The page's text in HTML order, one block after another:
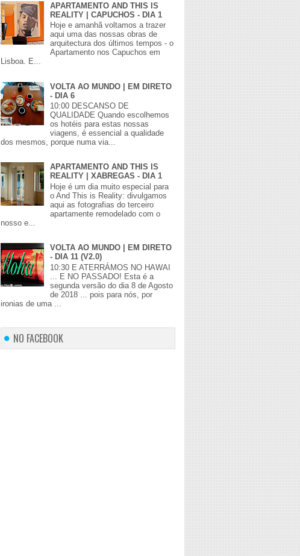
APARTAMENTO AND THIS IS
REALITY | CAPUCHOS - DIA 1
Hoje e amanhã voltamos a trazer
aqui uma das nossas obras de
arquitectura dos últimos tempos - o
Apartamento nos Capuchos em
Lisboa. E...
VOLTA AO MUNDO | EM DIRETO
- DIA 6
10:00 DESCANSO DE
QUALIDADE Quando escolhemos
os hotéis para estas nossas
viagens, é essencial a qualidade
dos mesmos, porque numa via...
APARTAMENTO AND THIS IS
REALITY | XABREGAS - DIA 1
Hoje é um dia muito especial para
o And This is Reality: divulgamos
aqui as fotografias do terceiro
apartamente remodelado com o
nosso e...
VOLTA AO MUNDO | EM DIRETO
- DIA 11 (V2.0)
10:30 E ATERRÁMOS NO HAWAI
... E NO PASSADO! Esta é a
segunda versão do dia 8 de Agosto
de 2018 ... pois para nós, por
ironias de uma ...
NO FACEBOOK